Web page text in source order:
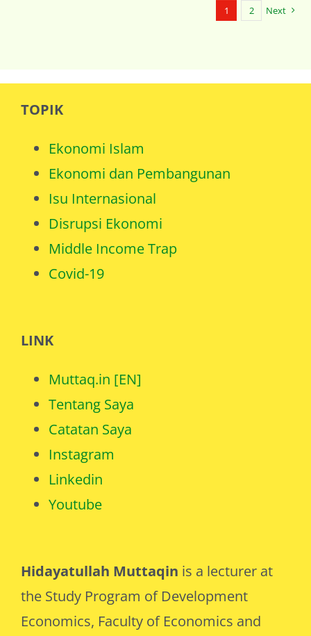
1 2 Next
Hidayatullah Muttaqin is a lecturer at
the Study Program of Development
Economics, Faculty of Economics and
TOPIK
Ekonomi Islam
Ekonomi dan Pembangunan
Isu Internasional
Disrupsi Ekonomi
Middle Income Trap
Covid-19
LINK
Muttaq.in [EN]
Tentang Saya
Catatan Saya
Instagram
Linkedin
Youtube